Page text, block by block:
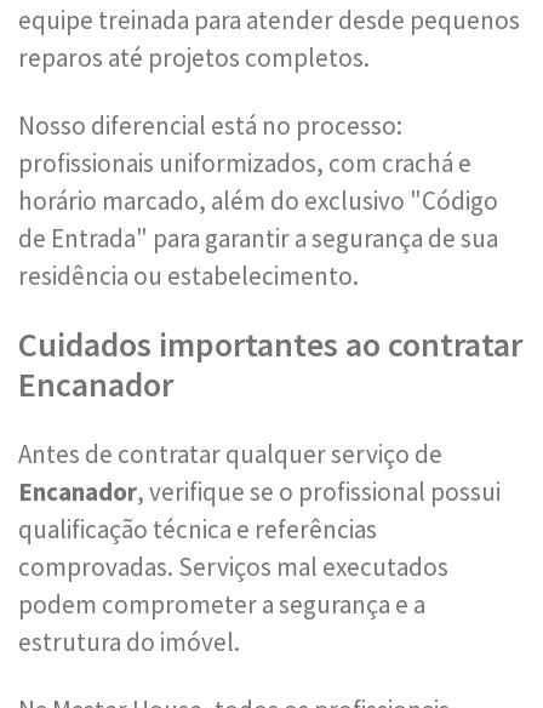
equipe treinada para atender desde pequenos
reparos até projetos completos.
Nosso diferencial está no processo:
profissionais uniformizados, com crachá e
horário marcado, além do exclusivo "Código
de Entrada" para garantir a segurança de sua
residência ou estabelecimento.
Cuidados importantes ao contratar
Encanador
Antes de contratar qualquer serviço de
Encanador, verifique se o profissional possui
qualificação técnica e referências
comprovadas. Serviços mal executados
podem comprometer a segurança e a
estrutura do imóvel.